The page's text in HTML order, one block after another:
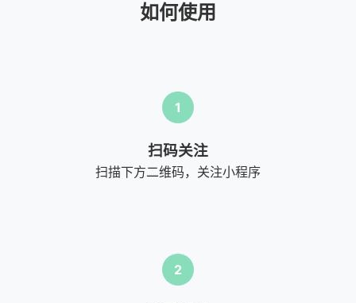
如何使用
1
扫码关注
扫描下方二维码，关注小程序
2